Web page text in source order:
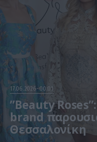
17.06.2026 00:01
”Beauty
brand
Θεσσαλονίκη